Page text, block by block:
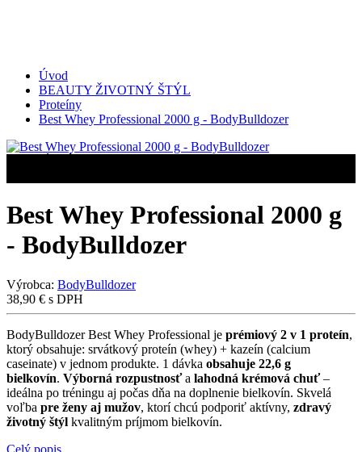
Úvod
BEAUTY ŽIVOTNÝ ŠTÝL
Proteíny
Best Whey Professional 2000 g - BodyBulldozer
Best Whey Professional 2000 g
- BodyBulldozer
Výrobca: BodyBulldozer
38,90 € s DPH
BodyBulldozer Best Whey Professional je prémiový 2 v 1 proteín,
ktorý obsahuje: srvátkový proteín (whey) + kazeín (calcium
caseinate) v jednom produkte. 1 dávka obsahuje 22,6 g
bielkovín. Výborná rozpustnosťa lahodná krémová chuť–
ideálna po tréningu aj počas dňa na doplnenie bielkovín. Skvelá
voľba pre ženy aj mužov, ktorí chcú podporiť aktívny, zdravý
životný štýl kvalitným príjmom bielkovín.
Celý popis